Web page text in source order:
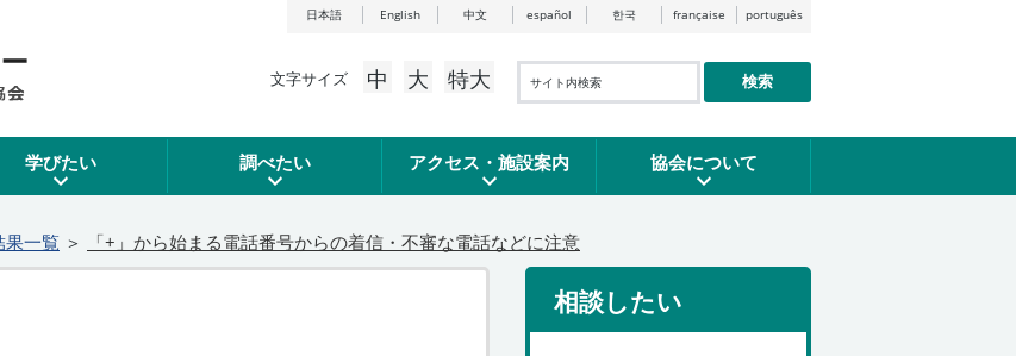
日本語 English 中文 español 한국 française português
文字サイズ 中 大 特大 検索
学びたい 調べたい アクセス・施設案内 協会について
果一覧 ＞ 「+」から始まる電話番号からの着信・不審な電話などに注意
相談したい